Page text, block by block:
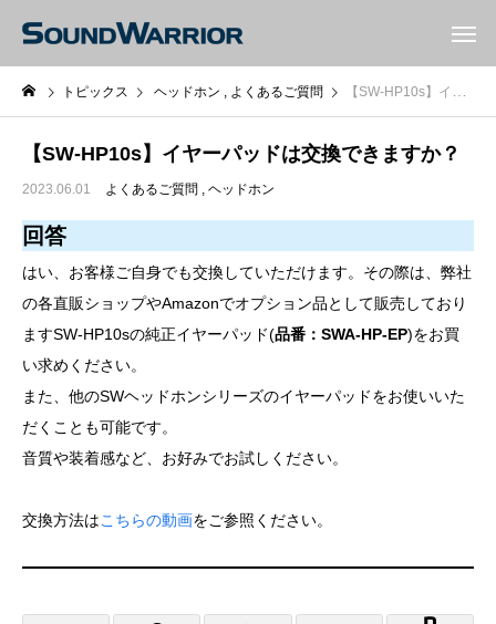
トピックス ヘッドホン よくあるご質問 【SW-HP10s】イヤーパッドは交換できますか？
【SW-HP10s】イヤーパッドは交換できますか？
2023.06.01 よくあるご質問 ヘッドホン
回答
はい、お客様ご自身でも交換していただけます。その際は、弊社
の各直販ショップやAmazonでオプション品として販売しており
ますSW-HP10sの純正イヤーパッド(品番：SWA-HP-EP)をお買
い求めください。
また、他のSWヘッドホンシリーズのイヤーパッドをお使いいた
だくことも可能です。
音質や装着感など、お好みでお試しください。
交換方法はこちらの動画をご参照ください。